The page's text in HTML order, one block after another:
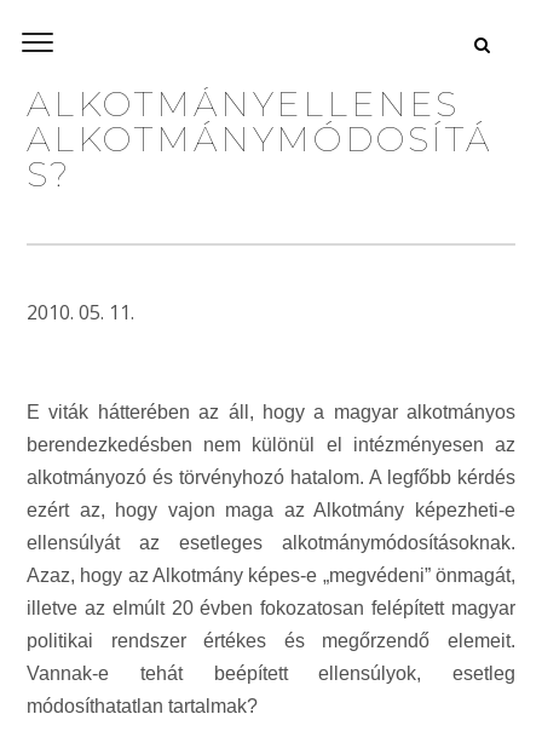
ALKOTMÁNYELLENES
ALKOTMÁNYMÓDOSÍTÁ
S?
2010. 05. 11.
E viták hátterében az áll, hogy a magyar alkotmányos
berendezkedésben nem különül el intézményesen az
alkotmányozó és törvényhozó hatalom. A legfőbb kérdés
ezért az, hogy vajon maga az Alkotmány képezheti-e
ellensúlyát az esetleges alkotmánymódosításoknak.
Azaz, hogy az Alkotmány képes-e „megvédeni” önmagát,
illetve az elmúlt 20 évben fokozatosan felépített magyar
politikai rendszer értékes és megőrzendő elemeit.
Vannak-e tehát beépített ellensúlyok, esetleg
módosíthatatlan tartalmak?